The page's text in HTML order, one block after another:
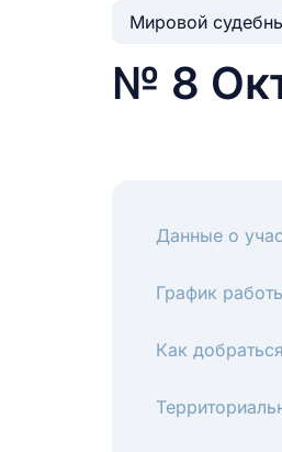
Мировой
№ 8
Данные о
График
Как добраться